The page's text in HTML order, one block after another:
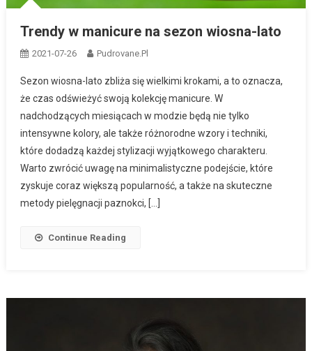
Trendy w manicure na sezon wiosna-lato
2021-07-26 Pudrovane.pl
Sezon wiosna-lato zbliża się wielkimi krokami, a to oznacza,
że czas odświeżyć swoją kolekcję manicure. W
nadchodzących miesiącach w modzie będą nie tylko
intensywne kolory, ale także różnorodne wzory i techniki,
które dodadzą każdej stylizacji wyjątkowego charakteru.
Warto zwrócić uwagę na minimalistyczne podejście, które
zyskuje coraz większą popularność, a także na skuteczne
metody pielęgnacji paznokci, […]
Continue Reading